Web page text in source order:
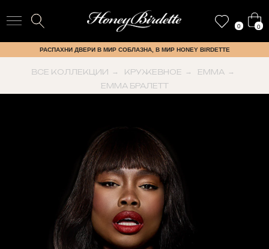
0 0
РАСПАХНИ ДВЕРИ В МИР СОБЛАЗНА, В МИР HONEY BIRDETTE
ВСЕ КОЛЛЕКЦИИ → КРУЖЕВНОЕ → EMMA →
EMMA БРАЛЕТТ